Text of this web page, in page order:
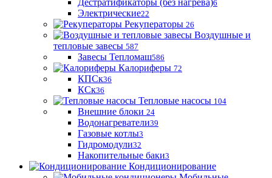
Дестратификаторы (без нагрева)6
Электрические22
Рекуператоры 26
Воздушные и
тепловые завесы 587
Завесы Тепломаш586
Калориферы 72
КПСк36
КСк36
Тепловые насосы 104
Внешние блоки 24
Водонагреватели39
Газовые котлы3
Гидромодули32
Накопительные баки3
Кондиционирование